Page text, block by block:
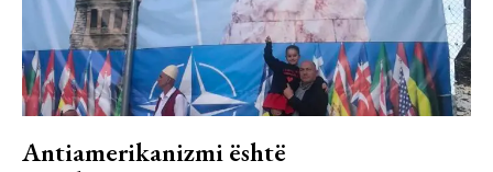
Antiamerikanizmi është